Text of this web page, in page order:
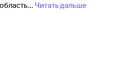
Читать дальше